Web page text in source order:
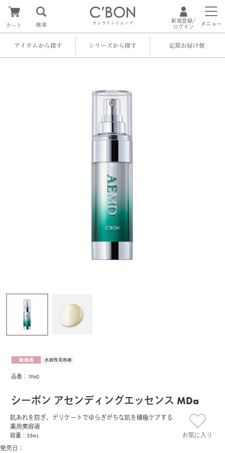
オンラインショップ
カート 検索
新規登録/
ログイン
メニュー
アイテムから探す シリーズから探す 定期お届け便
品番：1960
シーボン アセンディングエッセンス MDa
肌あれを防ぎ、デリケートでゆらぎがちな肌を積極ケアする
薬用美容液
容量：35mL
お気に入り
発売日：